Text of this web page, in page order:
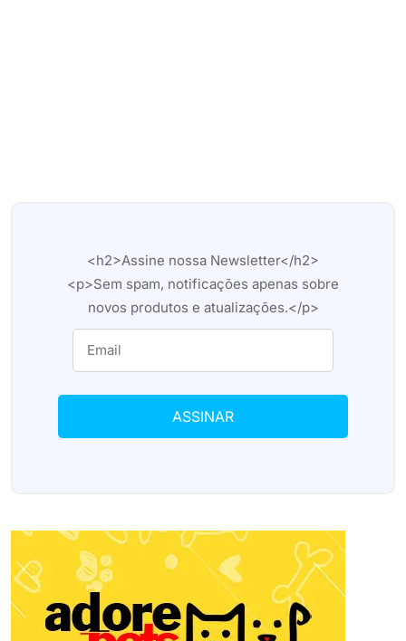
<h2>Assine nossa Newsletter</h2>
<p>Sem spam, notificações apenas sobre
novos produtos e atualizações.</p>
ASSINAR